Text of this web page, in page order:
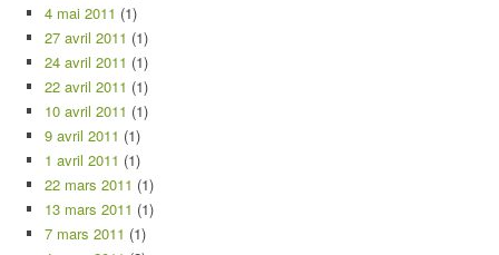
4 mai 2011 (1)
27 avril 2011 (1)
24 avril 2011 (1)
22 avril 2011 (1)
10 avril 2011 (1)
9 avril 2011 (1)
1 avril 2011 (1)
22 mars 2011 (1)
13 mars 2011 (1)
7 mars 2011 (1)